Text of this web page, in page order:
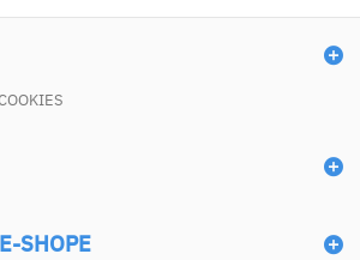
SHOPE